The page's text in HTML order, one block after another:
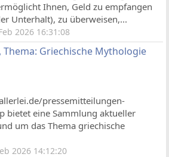
Ihnen, Geld zu empfangen
Unterhalt), zu überweisen,...
2026 16:31:08
Griechische Mythologie
pressemitteilungen-
bietet eine Sammlung aktueller
um das Thema griechische
2026 14:12:20